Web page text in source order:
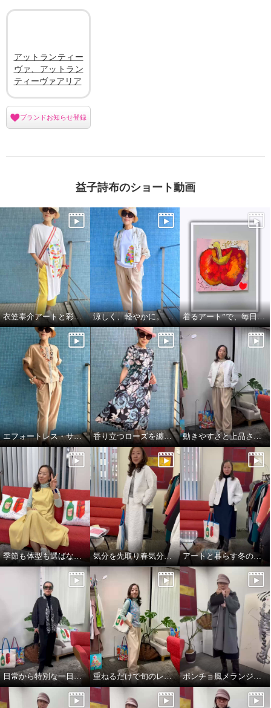
アットランティー
ヴァ、アットラン
ティーヴァアリア
ブランドお知らせ登録
益子詩布のショート動画
衣笠泰介アートと彩りを楽しむ夏スタイル 涼しく、軽やかに。 それでいて、きちんと美しい。 着るアート”で、毎日をもっと自由に🍎🍏
エフォートレス・サファリエレガンス 香り立つローズを纏う、エフォートレスワンピース 動きやすさと上品さ、どちらも大切にした大人スタイル
季節も体型も選ばない、頼れるジャンパースカート 気分を先取り春気分コーデ^_^ アートと暮らす冬のワンシーン。
日常から特別な一日まで。表現を変えるエレガンス❣️ 重ねるだけで旬のレイヤードスタイル完成👌